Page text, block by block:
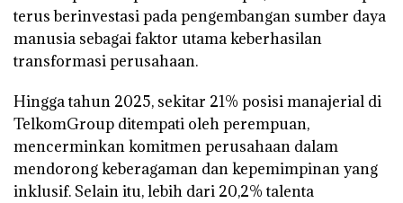
terus berinvestasi pada pengembangan sumber daya
manusia sebagai faktor utama keberhasilan
transformasi perusahaan.
Hingga tahun 2025, sekitar 21% posisi manajerial di
TelkomGroup ditempati oleh perempuan,
mencerminkan komitmen perusahaan dalam
mendorong keberagaman dan kepemimpinan yang
inklusif. Selain itu, lebih dari 20,2% talenta